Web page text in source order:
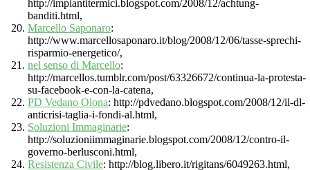
http://impiantitermici.blogspot.com/2008/12/achtung-
banditi.html,
Marcello Saponaro:
http://www.marcellosaponaro.it/blog/2008/12/06/tasse-sprechi-
risparmio-energetico/,
nel senso di Marcello:
http://marcellos.tumblr.com/post/63326672/continua-la-protesta-
su-facebook-e-con-la-catena,
PD Vedano Olona: http://pdvedano.blogspot.com/2008/12/il-dl-
anticrisi-taglia-i-fondi-al.html,
Soluzioni Immaginarie:
http://soluzioniimmaginarie.blogspot.com/2008/12/contro-il-
governo-berlusconi.html,
Resistenza Civile: http://blog.libero.it/rigitans/6049263.html,